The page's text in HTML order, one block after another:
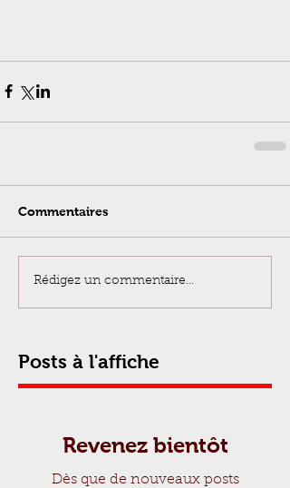
Commentaires
Rédigez un commentaire...
Posts à l'affiche
Revenez bientôt
Dès que de nouveaux posts